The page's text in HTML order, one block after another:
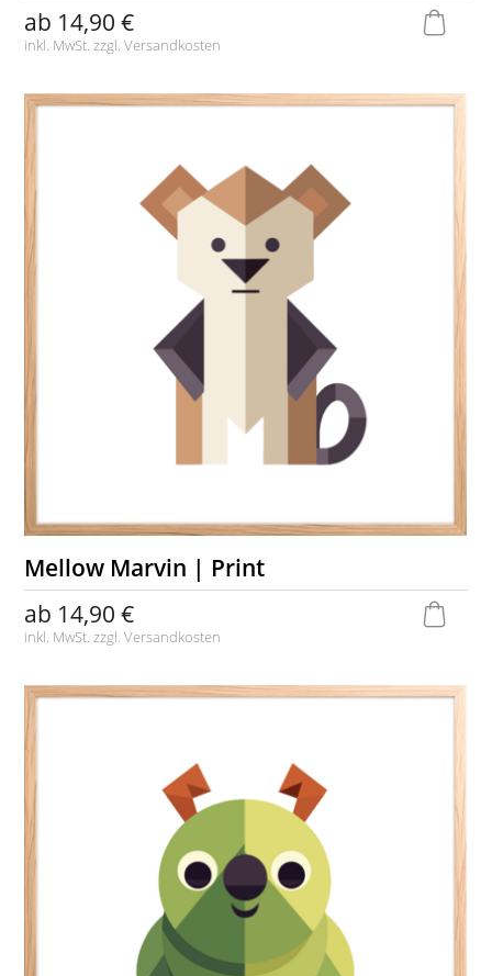
ab 14,90 €
inkl. MwSt. zzgl.Versandkosten
Mellow Marvin | Print
ab 14,90 €
inkl. MwSt. zzgl.Versandkosten